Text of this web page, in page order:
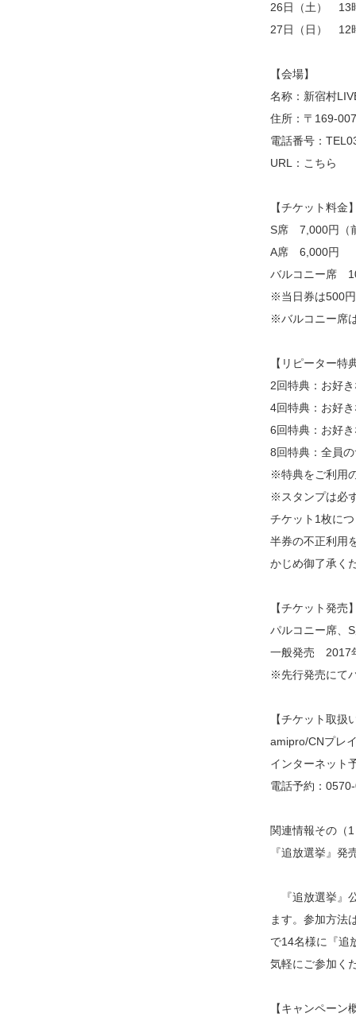
26日（土） 13
27日（日） 12
【会場】
名称：新宿村
住所：〒169-
電話番号：
URL：こちら
【チケット料金
S席 7,000円（
A席 6,000円
バルコニー席
※当日券は500
※バルコニー席
【リピーター特
2回特典：お好
4回特典：お好
6回特典：お好
8回特典：全員
※特典をご利用
※スタンプは必
チケット1枚に
半券の不正利用
かじめ御了承く
【チケット発売
パルコニー席、
一般発売 2017
※先行発売にて
【チケット取扱
amipro/CNプレ
インターネット
電話予約：
関連情報その（
『追放選挙』
『追放選挙』
ます。参加方法
で14名様に『追
気軽にご参加く
【キャンペーン